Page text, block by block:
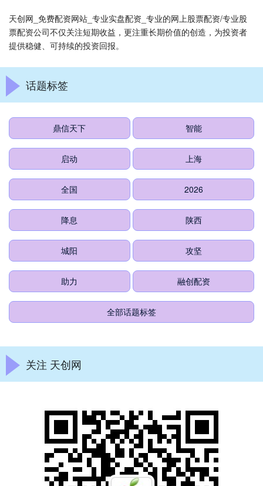
天创网_免费配资网站_专业实盘配资_专业的网上股票配资/专业股
票配资公司不仅关注短期收益，更注重长期价值的创造，为投资者
提供稳健、可持续的投资回报。
话题标签
鼎信天下 智能
启动 上海
全国 2026
降息 陕西
城阳 攻坚
助力 融创配资
全部话题标签
关注 天创网